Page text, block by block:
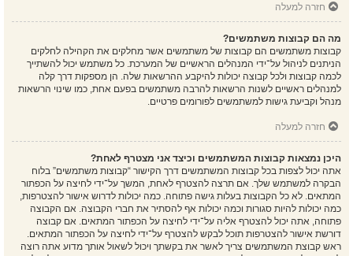
חזרה למעלה
מה הם קבוצות משתמשים?
קבוצות משתמשים הם קבוצות של משתמשים אשר מחלקים את הקהילה לחלקים
הניתנים לניהול על־ידי המנהלים הראשיים של המערכת. כל משתמש יכול להשתייך
לכמה קבוצות ולכל קבוצה יכולות להיקבע ההרשאות שלה. הן מספקות דרך קלה
למנהלים ראשיים לשנות הרשאות להרבה משתמשים בפעם אחת, כמו שינוי הרשאות
מנהל וקביעת גישות למשתמשים לפורומים פרטיים.
חזרה למעלה
היכן נמצאות קבוצות המשתמשים וכיצד אני מצטרף לאחת?
אתה יכול לצפות בכל קבוצות המשתמשים דרך הקישור “קבוצות משתמשים” בלוח
הבקרה למשתמש שלך. אם תרצה להצטרף לאחת, המשך על־ידי לחיצה על הכפתור
המתאים. לא כל הקבוצות בעלות גישה פתוחה. כמה יכולות לדרוש אישור להצטרפות,
כמה יכולות להיות סגורות וכמה יכולות אף להסתיר את חברי הקבוצה. אם הקבוצה
פתוחה, אתה יכול להצטרף אליה על־ידי לחיצה על הכפתור המתאים. אם קבוצה
דורשת אישור להצטרפות תוכל לבקש להצטרף על־ידי לחיצה על הכפתור המתאים.
ראש קבוצת המשתמשים צריך לאשר את בקשתך ויכול לשאול אותך מדוע אתה רוצה